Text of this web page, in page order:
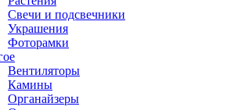
Свечи и подсвечники
Украшения
Фоторамки
Вентиляторы
Камины
Органайзеры